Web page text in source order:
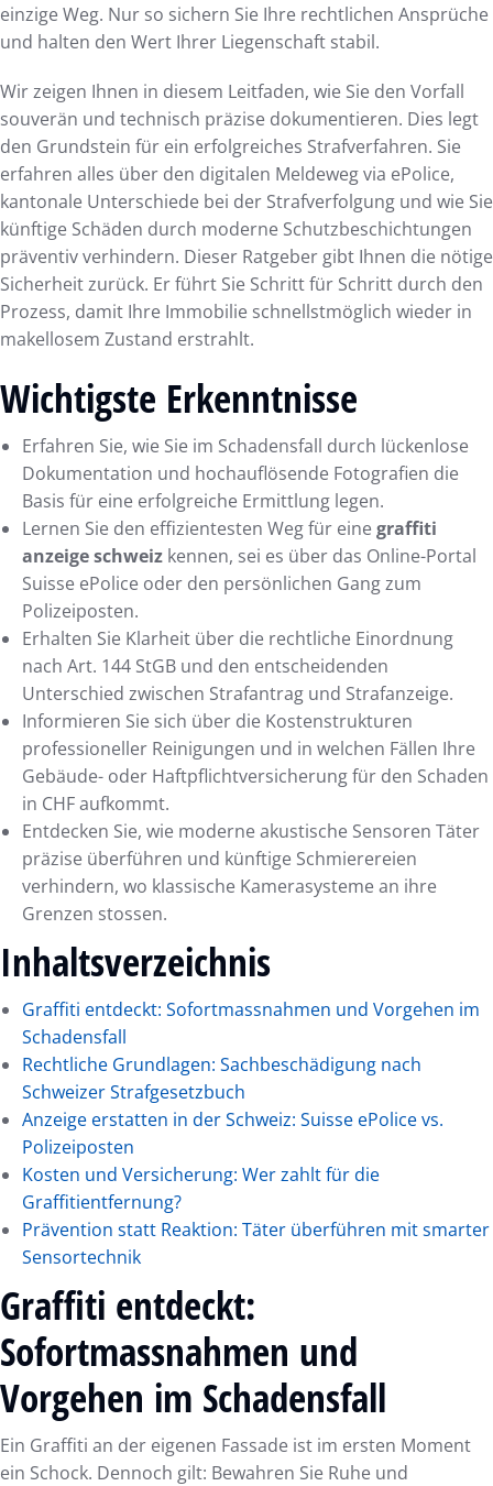
einzige Weg. Nur so sichern Sie Ihre rechtlichen Ansprüche
und halten den Wert Ihrer Liegenschaft stabil.
Wir zeigen Ihnen in diesem Leitfaden, wie Sie den Vorfall
souverän und technisch präzise dokumentieren. Dies legt
den Grundstein für ein erfolgreiches Strafverfahren. Sie
erfahren alles über den digitalen Meldeweg via ePolice,
kantonale Unterschiede bei der Strafverfolgung und wie Sie
künftige Schäden durch moderne Schutzbeschichtungen
präventiv verhindern. Dieser Ratgeber gibt Ihnen die nötige
Sicherheit zurück. Er führt Sie Schritt für Schritt durch den
Prozess, damit Ihre Immobilie schnellstmöglich wieder in
makellosem Zustand erstrahlt.
Wichtigste Erkenntnisse
Erfahren Sie, wie Sie im Schadensfall durch lückenlose
Dokumentation und hochauflösende Fotografien die
Basis für eine erfolgreiche Ermittlung legen.
Lernen Sie den effizientesten Weg für einegraffiti
anzeige schweiz kennen, sei es über das Online-Portal
Suisse ePolice oder den persönlichen Gang zum
Polizeiposten.
Erhalten Sie Klarheit über die rechtliche Einordnung
nach Art. 144 StGB und den entscheidenden
Unterschied zwischen Strafantrag und Strafanzeige.
Informieren Sie sich über die Kostenstrukturen
professioneller Reinigungen und in welchen Fällen Ihre
Gebäude- oder Haftpflichtversicherung für den Schaden
in CHF aufkommt.
Entdecken Sie, wie moderne akustische Sensoren Täter
präzise überführen und künftige Schmierereien
verhindern, wo klassische Kamerasysteme an ihre
Grenzen stossen.
Inhaltsverzeichnis
Graffiti entdeckt: Sofortmassnahmen und Vorgehen im
Schadensfall
Rechtliche Grundlagen: Sachbeschädigung nach
Schweizer Strafgesetzbuch
Anzeige erstatten in der Schweiz: Suisse ePolice vs.
Polizeiposten
Kosten und Versicherung: Wer zahlt für die
Graffitientfernung?
Prävention statt Reaktion: Täter überführen mit smarter
Sensortechnik
Graffiti entdeckt:
Sofortmassnahmen und
Vorgehen im Schadensfall
Ein Graffiti an der eigenen Fassade ist im ersten Moment
ein Schock. Dennoch gilt: Bewahren Sie Ruhe und